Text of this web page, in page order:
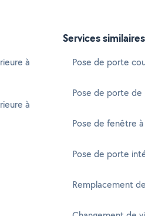
à
à
Services similaires
Pose de porte
Pose de porte de
Pose de fenêtre
Pose de porte
Remplacement